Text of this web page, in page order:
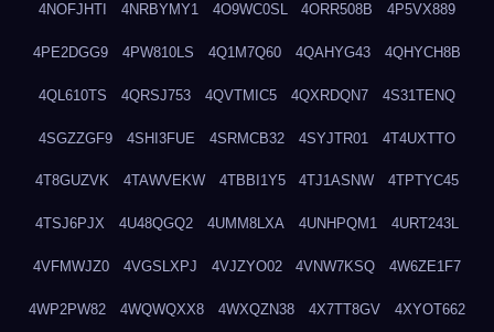
4NOFJHTI 4NRBYMY1 4O9WC0SL 4ORR508B 4P5VX889
4PE2DGG9 4PW810LS 4Q1M7Q60 4QAHYG43 4QHYCH8B
4QL610TS 4QRSJ753 4QVTMIC5 4QXRDQN7 4S31TENQ
4SGZZGF9 4SHI3FUE 4SRMCB32 4SYJTR01 4T4UXTTO
4T8GUZVK 4TAWVEKW 4TBBI1Y5 4TJ1ASNW 4TPTYC45
4TSJ6PJX 4U48QGQ2 4UMM8LXA 4UNHPQM1 4URT243L
4VFMWJZ0 4VGSLXPJ 4VJZYO02 4VNW7KSQ 4W6ZE1F7
4WP2PW82 4WQWQXX8 4WXQZN38 4X7TT8GV 4XYOT662